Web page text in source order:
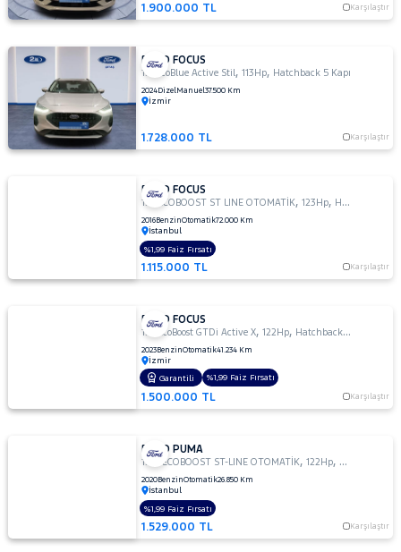
1.900.000 TL Karşılaştır
FORD FOCUS
1.5 EcoBlue Active Stil,113Hp, Hatchback 5 Kapı
2024DizelManuel37.500 Km
İzmir
1.728.000 TL Karşılaştır
FORD FOCUS
1.0 ECOBOOST ST LINE OTOMATİK,123Hp, Hatchback 5 Kapı
2016BenzinOtomatik72.000 Km
İstanbul
1.115.000 TL Karşılaştır
%1,99 Faiz Fırsatı
FORD FOCUS
1.0 EcoBoost GTDi Active X,122Hp, Hatchback 5 Kapı
2023BenzinOtomatik41.234 Km
İzmir
1.500.000 TL Karşılaştır
Garantili %1,99 Faiz Fırsatı
FORD PUMA
1.0L ECOBOOST ST-LINE OTOMATİK,122Hp, Hatchback 5
2020BenzinOtomatik26.850 Km
İstanbul
1.529.000 TL Karşılaştır
%1,99 Faiz Fırsatı